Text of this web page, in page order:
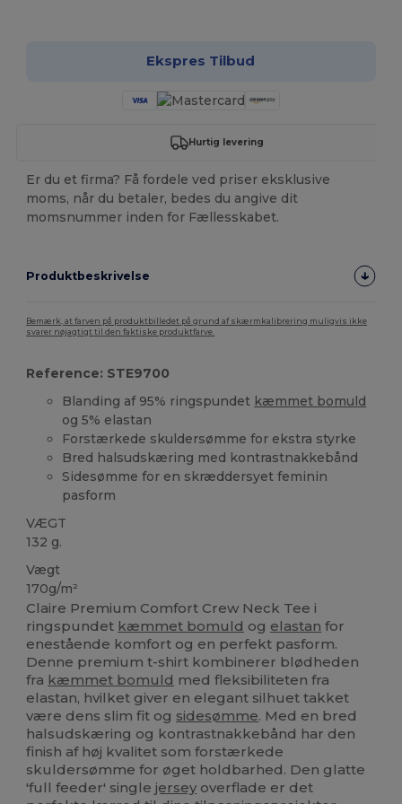
Ekspres Tilbud
Hurtig levering
Er du et firma? Få fordele ved priser eksklusive
moms, når du betaler, bedes du angive dit
momsnummer inden for Fællesskabet.
Produktbeskrivelse
Bemærk, at farven på produktbilledet på grund af skærmkalibrering muligvis ikke
svarer nøjagtigt til den faktiske produktfarve.
Reference: STE9700
Blanding af 95% ringspundet kæmmet bomuld
og 5% elastan
Forstærkede skuldersømme for ekstra styrke
Bred halsudskæring med kontrastnakkebånd
Sidesømme for en skræddersyet feminin
pasform
VÆGT
132 g.
Vægt
170g/m²
Claire Premium Comfort Crew Neck Tee i
ringspundet kæmmet bomuld og elastan for
enestående komfort og en perfekt pasform.
Denne premium t-shirt kombinerer blødheden
fra kæmmet bomuld med fleksibiliteten fra
elastan, hvilket giver en elegant silhuet takket
være dens slim fit og sidesømme. Med en bred
halsudskæring og kontrastnakkebånd har den
finish af høj kvalitet som forstærkede
skuldersømme for øget holdbarhed. Den glatte
'full feeder' singlejersey overflade er det